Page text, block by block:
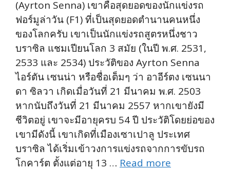
(Ayrton Senna) เขาคือสุดยอดของนักแข่งรถ
ฟอร์มูล่าวัน (F1) ที่เป็นสุดยอดตำนานคนหนึ่ง
ของโลกครับ เขาเป็นนักแข่งรถสูตรหนึ่งชาว
บราซิล แชมเปียนโลก 3 สมัย (ในปี พ.ศ. 2531,
2533 และ 2534) ประวัติของ Ayrton Senna
ไอร์ตัน เซนน่า หรือชื่อเต็มๆ ว่า อาอีร์ตง เซนนา
ดา ซิลวา เกิดเมื่อวันที่ 21 มีนาคม พ.ศ. 2503
หากนับถึงวันที่ 21 มีนาคม 2557 หากเขายังมี
ชีวิตอยู่ เขาจะมีอายุครบ 54 ปี ประวัติโดยย่อของ
เขามีดังนี้ เขาเกิดที่เมืองเซาเปาลู ประเทศ
บราซิล ได้เริ่มเข้าวงการแข่งรถจากการขับรถ
โกคาร์ต ตั้งแต่อายุ 13 … Read more